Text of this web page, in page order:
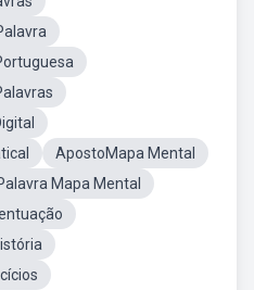
ApostoMapa Mental
Mapa Mental